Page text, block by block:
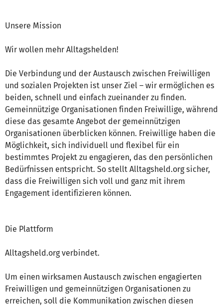
Unsere Mission
Wir wollen mehr Alltagshelden!
Die Verbindung und der Austausch zwischen Freiwilligen
und sozialen Projekten ist unser Ziel – wir ermöglichen es
beiden, schnell und einfach zueinander zu finden.
Gemeinnützige Organisationen finden Freiwillige, während
diese das gesamte Angebot der gemeinnützigen
Organisationen überblicken können. Freiwillige haben die
Möglichkeit, sich individuell und flexibel für ein
bestimmtes Projekt zu engagieren, das den persönlichen
Bedürfnissen entspricht. So stellt Alltagsheld.org sicher,
dass die Freiwilligen sich voll und ganz mit ihrem
Engagement identifizieren können.
Die Plattform
Alltagsheld.org verbindet.
Um einen wirksamen Austausch zwischen engagierten
Freiwilligen und gemeinnützigen Organisationen zu
erreichen, soll die Kommunikation zwischen diesen